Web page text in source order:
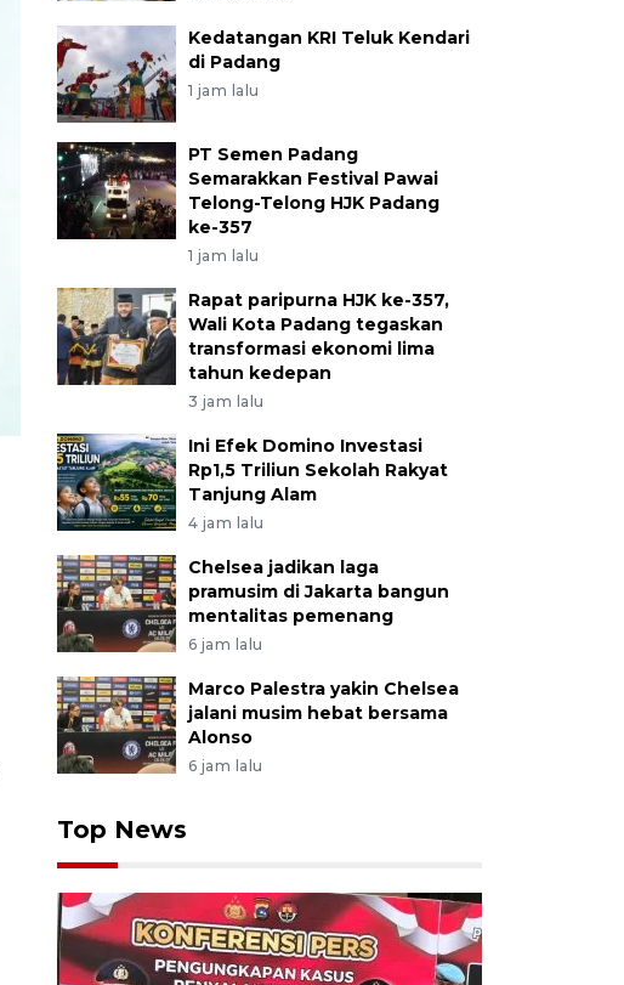
Kedatangan KRI Teluk Kendari
di Padang
1 jam lalu
PT Semen Padang
Semarakkan Festival Pawai
Telong-Telong HJK Padang
ke-357
1 jam lalu
Rapat paripurna HJK ke-357,
Wali Kota Padang tegaskan
transformasi ekonomi lima
tahun kedepan
3 jam lalu
Ini Efek Domino Investasi
Rp1,5 Triliun Sekolah Rakyat
Tanjung Alam
4 jam lalu
Chelsea jadikan laga
pramusim di Jakarta bangun
mentalitas pemenang
6 jam lalu
Marco Palestra yakin Chelsea
jalani musim hebat bersama
Alonso
6 jam lalu
Top News